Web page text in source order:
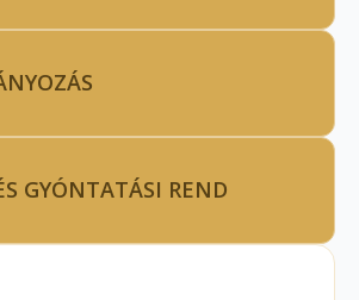
GYÓNTATÁSI REND